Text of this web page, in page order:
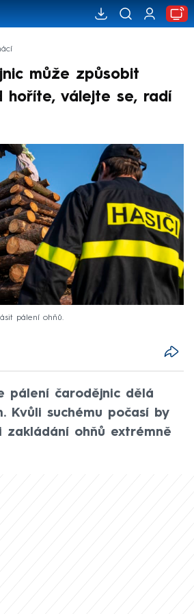
může způsobit
hoříte, válejte se, radí
pálení ohňů.
pálení čarodějnic dělá
Kvůli suchému počasí by
ohňů extrémně